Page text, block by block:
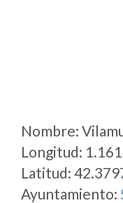
Nombre:
Longitud:
Latitud:
Ayuntamiento: